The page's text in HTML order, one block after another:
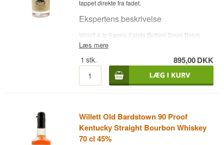
tappet direkte fra fadet.
Ekspertens beskrivelse
Willett 4 år Family Estate Bottled Small Batch
Straight Rye Whiskey er tappet i et lille batch
aftappet ved 55,3 %. Willett Distilling Company
blev grundlagt i 1936 af brødrene Thompson og
Johnny Willett, som byggede destilleriet på
familiens gård i Bardstown og brændte det første
County, og destilleriet er i dag stadig familieejet
og -drevet af Thompson Willetts børnebørn.
Læs mere
1 stk. 895,00DKK
Willett Old Bardstown 90 Proof
Kentucky Straight Bourbon Whiskey
70 cl 45%